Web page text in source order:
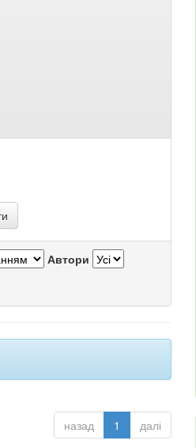
Автори
назад 1 далі